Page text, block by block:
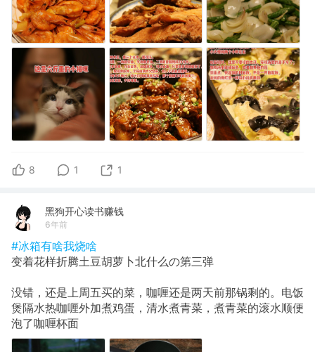
8 1 1
黑狗开心读书赚钱
6年前
#冰箱有啥我烧啥
变着花样折腾土豆胡萝卜北什么の第三弹
没错，还是上周五买的菜，咖喱还是两天前那锅剩的。电饭
煲隔水热咖喱外加煮鸡蛋，清水煮青菜，煮青菜的滚水顺便
泡了咖喱杯面